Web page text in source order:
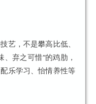
艺，不是攀高比低、
弃之可惜“的鸡肋，
乐学习、怡情养性等